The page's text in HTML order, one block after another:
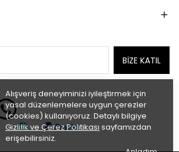
Alışveriş deneyiminizi iyileştirmek için
yasal düzenlemelere uygun çerezler
(cookies) kullanıyoruz. Detaylı bilgiye
Gizlilik ve Çerez Politikası sayfamızdan
erişebilirsiniz.
BİZE KATIL